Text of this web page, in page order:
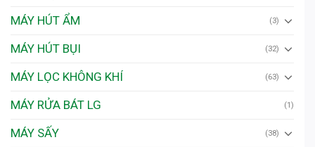
MÁY HÚT ẨM (3)
MÁY HÚT BỤI (32)
MÁY LỌC KHÔNG KHÍ (63)
MÁY RỬA BÁT LG (1)
MÁY SẤY (38)